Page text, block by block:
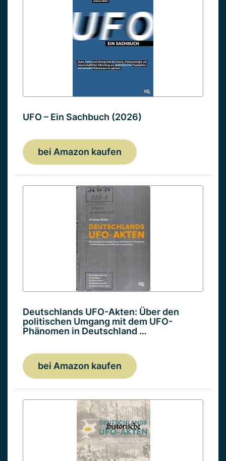
UFO – Ein Sachbuch (2026)
bei Amazon kaufen
Deutschlands UFO-Akten: Über den
politischen Umgang mit dem UFO-
Phänomen in Deutschland …
bei Amazon kaufen